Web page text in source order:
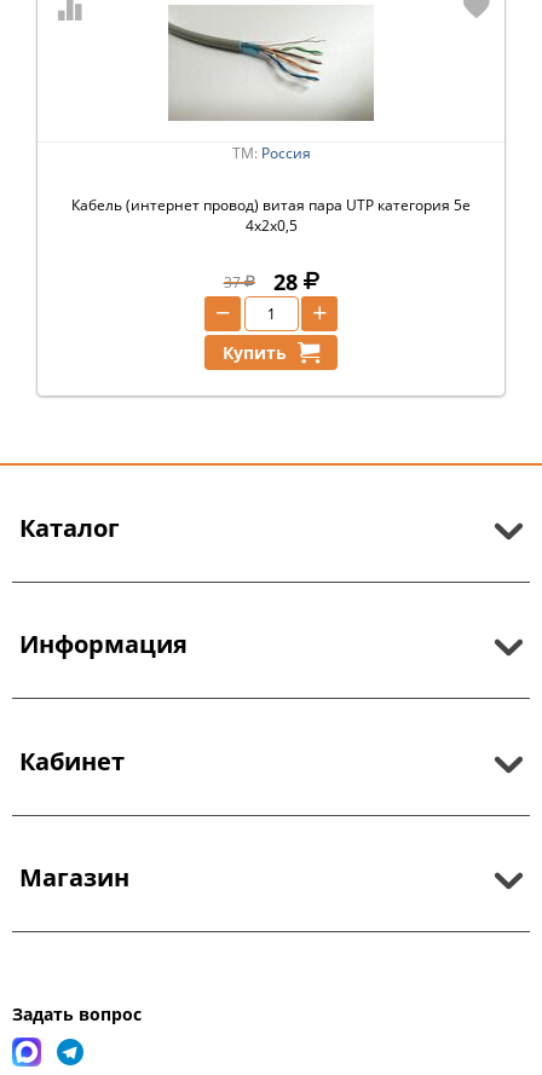
ТМ: Россия
Кабель (интернет провод) витая пара UTP категория 5e
4х2х0,5
37 28
+
−
Купить
Каталог
Информация
Кабинет
Магазин
Задать вопрос